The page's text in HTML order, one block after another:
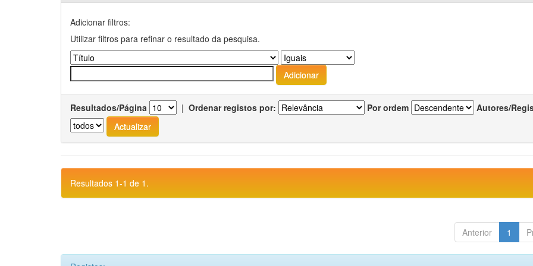
Adicionar filtros:
Utilizar filtros para refinar o resultado da pesquisa.
Resultados/Página | Ordenar registos por: Por ordem Autores/
Resultados 1-1 de 1.
Anterior 1